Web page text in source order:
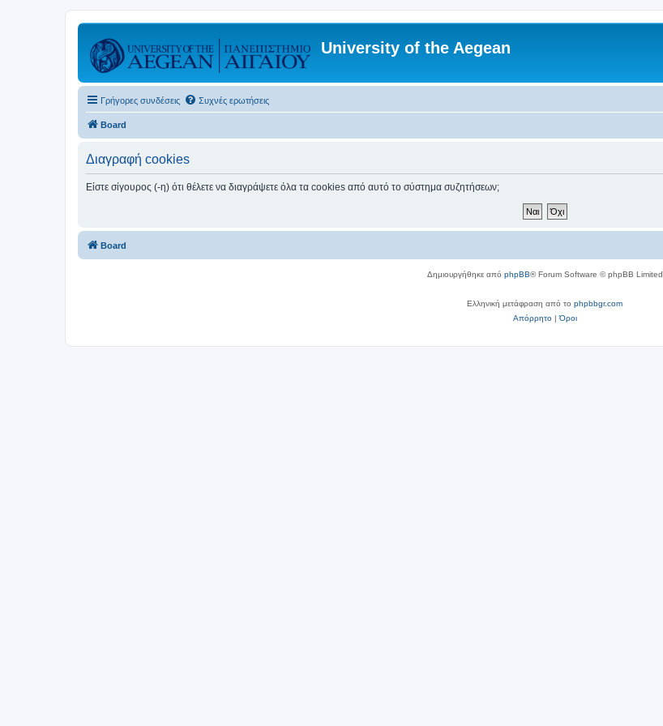
University of the Aegean
Γρήγορες συνδέσεις Συχνές ερωτήσεις
Board
Διαγραφή cookies
Είστε σίγουρος (-η) ότι θέλετε να διαγράψετε όλα τα cookies από αυτό το σύστημα συζητήσεων;
Board
Δημιουργήθηκε από phpBB® Forum Software © phpBB Limited
Ελληνική μετάφραση από το phpbbgr.com
Απόρρητο|Όροι